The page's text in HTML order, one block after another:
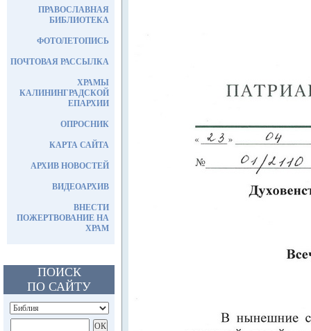
ПРАВОСЛАВНАЯ
БИБЛИОТЕКА
ФОТОЛЕТОПИСЬ
ПОЧТОВАЯ РАССЫЛКА
ХРАМЫ
КАЛИНИНГРАДСКОЙ
ЕПАРХИИ
ОПРОСНИК
КАРТА САЙТА
АРХИВ НОВОСТЕЙ
ВИДЕОАРХИВ
ВНЕСТИ
ПОЖЕРТВОВАНИЕ НА
ХРАМ
ПОИСК
ПО САЙТУ